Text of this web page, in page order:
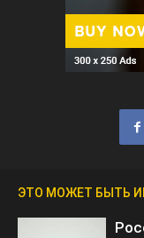
ЭТО МОЖЕТ БЫТЬ